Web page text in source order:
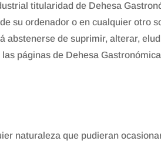
titularidad de Dehesa
su ordenador o en cualquier otro
abstenerse de suprimir, alterar,
páginas de Dehesa Gastronómica
naturaleza que pudieran